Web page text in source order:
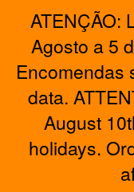
ATENÇÃO:
Agosto a 5
Encomendas
data.
August
holidays.